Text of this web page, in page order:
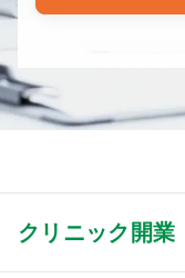
クリニック開業